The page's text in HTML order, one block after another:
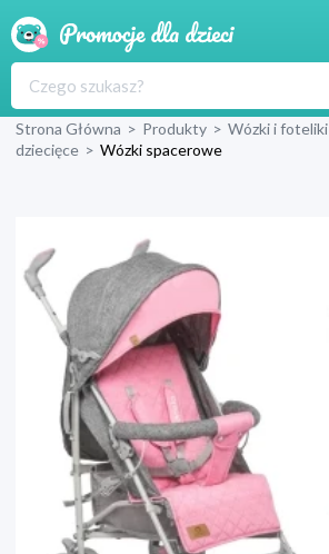
Produkty
Wyprawka
Strona Główna > Produkty > Wózki i foteliki
dziecięce > Wózki spacerowe